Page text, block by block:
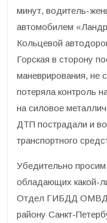
минут, водитель-
автомобилем
Кольцевой
Горская в сторону
маневрирования, не
потеряла контроль
на силовое
ДТП пострадали и
транспортного
Убедительно
обладающих какой-
Отдел ГИБДД ОМВД
району Санкт-